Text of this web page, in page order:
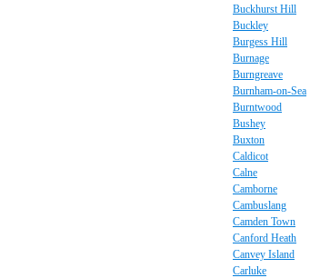
Buckhurst Hill
Buckley
Burgess Hill
Burnage
Burngreave
Burnham-on-Sea
Burntwood
Bushey
Buxton
Caldicot
Calne
Camborne
Cambuslang
Camden Town
Canford Heath
Canvey Island
Carluke